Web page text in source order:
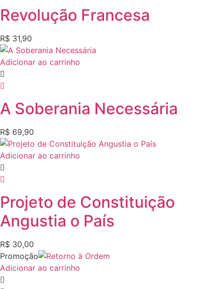
Revolução Francesa
R$ 31,90
Adicionar ao carrinho
A Soberania Necessária
R$ 69,90
Adicionar ao carrinho
Projeto de Constituição
Angustia o País
R$ 30,00
Promoção
Adicionar ao carrinho